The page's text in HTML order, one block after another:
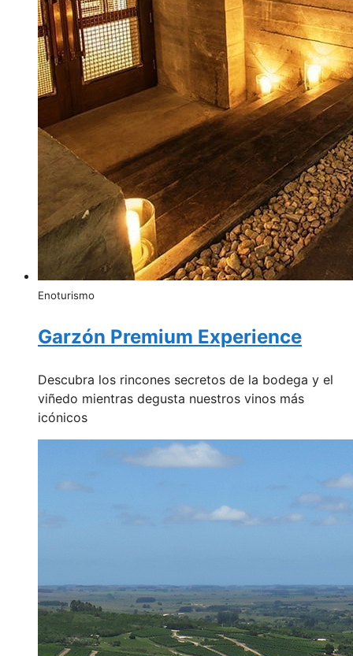
Enoturismo
Garzón Premium Experience
Descubra los rincones secretos de la bodega y el
viñedo mientras degusta nuestros vinos más
icónicos